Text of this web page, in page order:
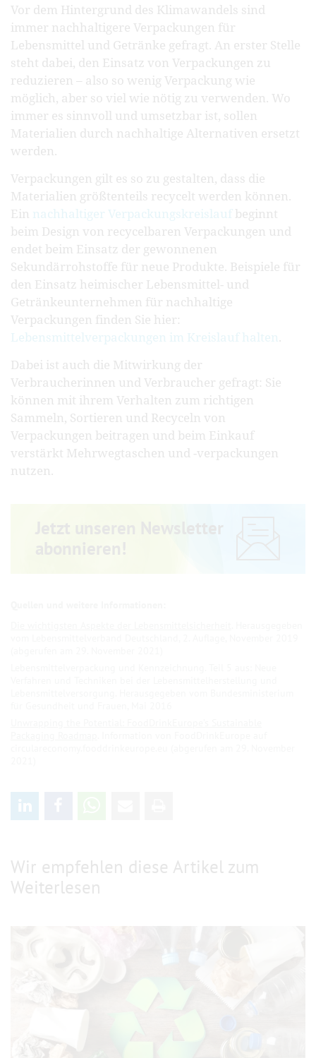
Vor dem Hintergrund des Klimawandels sind
immer nachhaltigere Verpackungen für
Lebensmittel und Getränke gefragt. An erster Stelle
steht dabei, den Einsatz von Verpackungen zu
reduzieren – also so wenig Verpackung wie
möglich, aber so viel wie nötig zu verwenden. Wo
immer es sinnvoll und umsetzbar ist, sollen
Materialien durch nachhaltige Alternativen ersetzt
werden.
Verpackungen gilt es so zu gestalten, dass die
Materialien größtenteils recycelt werden können.
Ein nachhaltiger Verpackungskreislaufbeginnt
beim Design von recycelbaren Verpackungen und
endet beim Einsatz der gewonnenen
Sekundärrohstoffe für neue Produkte. Beispiele für
den Einsatz heimischer Lebensmittel- und
Getränkeunternehmen für nachhaltige
Verpackungen finden Sie hier:
Lebensmittelverpackungen im Kreislauf halten
Dabei ist auch die Mitwirkung der
Verbraucherinnen und Verbraucher gefragt: Sie
können mit ihrem Verhalten zum richtigen
Sammeln, Sortieren und Recyceln von
Verpackungen beitragen und beim Einkauf
verstärkt Mehrwegtaschen und -verpackungen
nutzen.
Jetzt unseren Newsletter
Wir empfehlen diese Artikel zum
Weiterlesen